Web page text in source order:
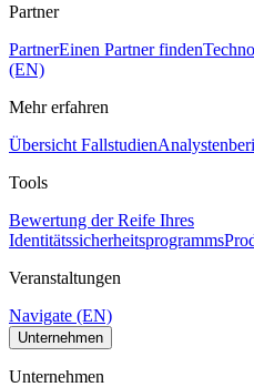
Partner
PartnerEinen Partner finden
(EN)
Mehr erfahren
Übersicht Fallstudien
Tools
Bewertung der Reife Ihres
Identitätssicherheitsprogramms
Veranstaltungen
Navigate (EN)
Unternehmen
Unternehmen